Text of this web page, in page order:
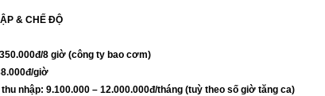
& CHẾ ĐỘ
8 giờ (công ty bao cơm)
giờ
thu nhập: 9.100.000 – 12.000.000đ/tháng (tuỳ theo số giờ tăng ca)